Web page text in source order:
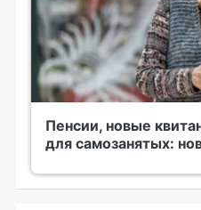
Пенсии, новые
для самозанятых: